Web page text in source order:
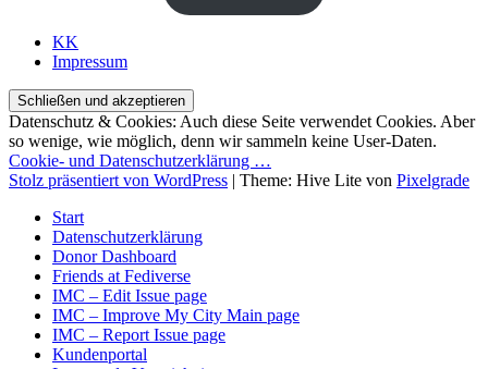
KK
Impressum
Datenschutz & Cookies: Auch diese Seite verwendet Cookies. Aber
so wenige, wie möglich, denn wir sammeln keine User-Daten.
Cookie- und Datenschutzerklärung …
Stolz präsentiert von WordPress | Theme: Hive Lite von Pixelgrade
Start
Datenschutzerklärung
Donor Dashboard
Friends at Fediverse
IMC – Edit Issue page
IMC – Improve My City Main page
IMC – Report Issue page
Kundenportal